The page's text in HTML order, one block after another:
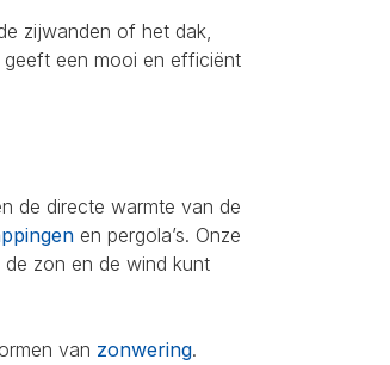
zijwanden of het dak,
een mooi en efficiënt
de directe warmte van de
en pergola’s. Onze
zon en de wind kunt
van zonwering.